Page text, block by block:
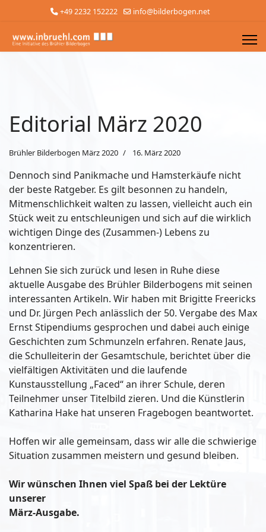
+49 2232 152222 info@bilderbogen.net
Editorial März 2020
Brühler Bilderbogen März 2020 16. März 2020
Dennoch sind Panikmache und Hamsterkäufe nicht
der beste Ratgeber. Es gilt besonnen zu handeln,
Mitmenschlichkeit walten zu lassen, vielleicht auch ein
Stück weit zu entschleunigen und sich auf die wirklich
wichtigen Dinge des (Zusammen-) Lebens zu
konzentrieren.
Lehnen Sie sich zurück und lesen in Ruhe diese
aktuelle Ausgabe des Brühler Bilderbogens mit seinen
interessanten Artikeln. Wir haben mit Brigitte Freericks
und Dr. Jürgen Pech anlässlich der 50. Vergabe des Max
Ernst Stipendiums gesprochen und dabei auch einige
Geschichten zum Schmunzeln erfahren. Renate Jaus,
die Schulleiterin der Gesamtschule, berichtet über die
vielfältigen Aktivitäten und die laufende
Kunstausstellung „Faced“ an ihrer Schule, deren
Teilnehmer unser Titelbild zieren. Und die Künstlerin
Katharina Hake hat unseren Fragebogen beantwortet.
Hoffen wir alle gemeinsam, dass wir alle die schwierige
Situation zusammen meistern und gesund bleiben.
Wir wünschen Ihnen viel Spaß bei der Lektüre
unserer
März-Ausgabe.